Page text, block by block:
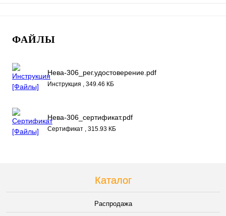
ФАЙЛЫ
Нева-306_рег.удостоверение.pdf
Инструкция , 349.46 КБ
Нева-306_сертификат.pdf
Сертификат , 315.93 КБ
Каталог
Распродажа